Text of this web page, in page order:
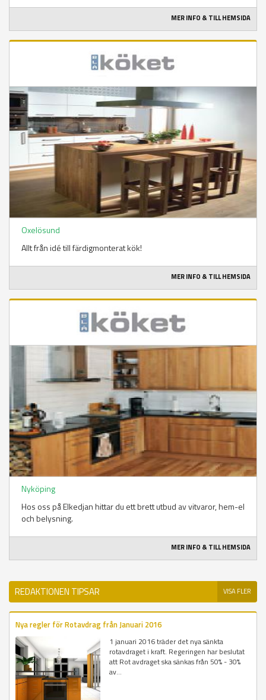
MER INFO & TILL HEMSIDA
Oxelösund
Allt från idé till färdigmonterat kök!
MER INFO & TILL HEMSIDA
Nyköping
Hos oss på Elkedjan hittar du ett brett utbud av vitvaror, hem-el
och belysning.
MER INFO & TILL HEMSIDA
REDAKTIONEN TIPSAR VISA FLER
Nya regler för Rotavdrag från Januari 2016
1 januari 2016 träder det nya sänkta
rotavdraget i kraft. Regeringen har beslutat
att Rot avdraget ska sänkas från 50% - 30%
av...